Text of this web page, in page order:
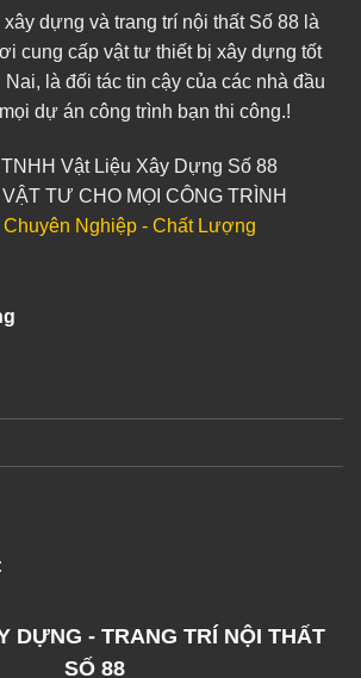
dựng và trang trí nội thất Số 88 là
cung cấp vật tư thiết bị xây dựng tốt
là đối tác tin cậy của các nhà đầu
dự án công trình bạn thi công.!
Vật Liệu Xây Dựng Số 88
TƯ CHO MỌI CÔNG TRÌNH
Chuyên Nghiệp - Chất Lượng
DỰNG - TRANG TRÍ NỘI THẤT
SỐ 88